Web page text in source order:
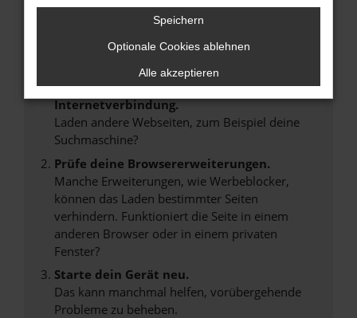
Fehler: Network Error
Beim Laden ist ein Fehler aufgetreten.
Hier sind ein paar Tipps, die dir helfen können:
Überprüfe deine Firewall und deine
Internetverbindung.
Laden andere Webseiten, zum Beispiel deine
Suchmaschine?
Prüfe deine Browsererweiterungen.
Manche Erweiterungen, wie Werbeblocker,
können das Laden bestimmter Seiten
verhindern. Funktioniert die Seite in einem
anderen Browser oder in einem privaten
Fenster?
Starte dein Gerät neu.
Das kann manchmal helfen, vorübergehende
Probleme zu beheben.
Speichern
Optionale Cookies ablehnen
Alle akzeptieren